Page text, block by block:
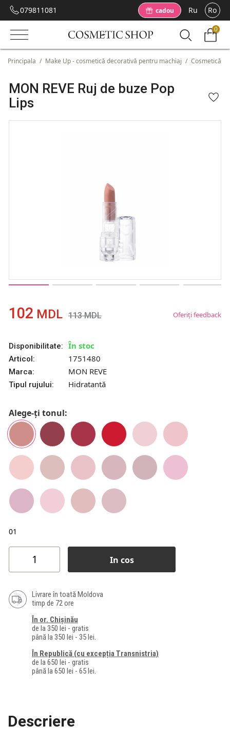
079811081 cadou Ru Ro
0
Principala / Make Up - cosmetică decorativă pentru machiaj / Cosmetică
MON REVE Ruj de buze Pop
Lips
102 MDL 113MDL Oferiți feedback
Disponibilitate: În stoc
Articol: 1751480
Marca: MON REVE
Tipul rujului: Hidratantă
Alege-ți tonul:
01
In cos
Livrare în toată Moldova
timp de 72 ore
În or. Chișinău
de la 350 lei - gratis
până la 350 lei - 35 lei.
În Republică (cu excepția Transnistria)
de la 650 lei - gratis
până la 650 lei - 65 lei.
Descriere